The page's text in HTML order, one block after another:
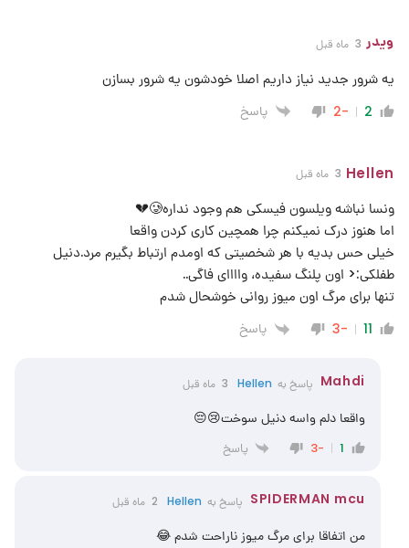
ویدر 3 ماه قبل
یه شرور جدید نیاز داریم اصلا خودشون یه شرور بسازن
2
-2 پاسخ
Hellen 3 ماه قبل
ونسا نباشه ویلسون فیسکی هم وجود نداره🥲💔
اما هنوز درک نمیکنم چرا همچین کاری کردن واقعا
خیلی حس بدیه با هر شخصیتی که اومدم ارتباط بگیرم مرد.دنیل
طفلکی:< اون پلنگ سفیده، واااای فاگی..
تنها برای مرگ اون میوز روانی خوشحال شدم
11
-3 پاسخ
Mahdi پاسخ به Hellen 3 ماه قبل
واقعا دلم واسه دنیل سوخت😢😔
1
-3 پاسخ
SPIDERMAN mcu پاسخ به Hellen 2 ماه قبل
من اتفاقا برای مرگ میوز ناراحت شدم 😂